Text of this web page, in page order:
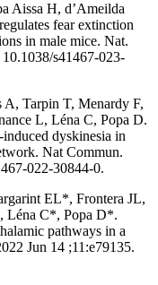
Aissa H, d’Ameilda
fear extinction
in male mice. Nat.
s41467-023-
A, Tarpin T, Menardy F,
L, Léna C, Popa D.
dyskinesia in
Nat Commun.
022-30844-0.
EL*, Frontera JL,
Léna C*, Popa D*.
pathways in a
Jun 14 ;11:e79135.